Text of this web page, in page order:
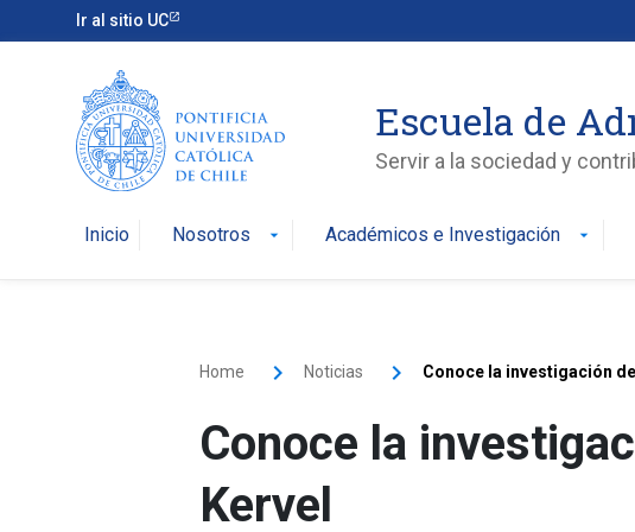
Ir al sitio UC
Escuela de
Servir a la sociedad y
Inicio Nosotros arrow_drop_down Académicos e Investigación arrow_drop_down
Home Noticias Conoce la investigación
Conoce la
Kervel